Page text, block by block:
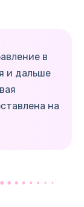
в
и дальше
на